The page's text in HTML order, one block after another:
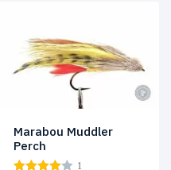
Marabou Muddler
Perch
1